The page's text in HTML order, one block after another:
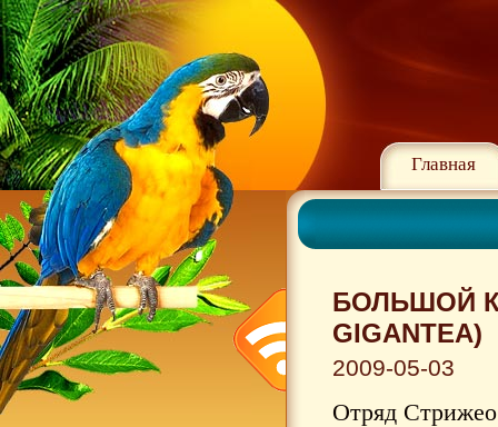
Главная
БОЛЬШОЙ
GIGANTEA)
2009-05-03
Отряд